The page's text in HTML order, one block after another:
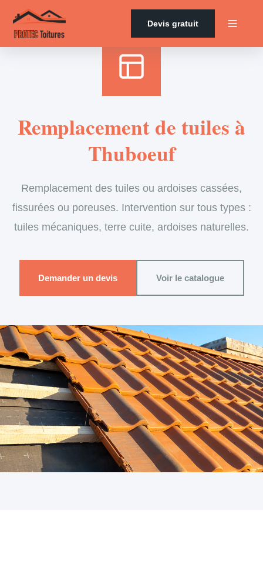
Devis gratuit
Remplacement de tuiles à
Thuboeuf
Remplacement des tuiles ou ardoises cassées,
fissurées ou poreuses. Intervention sur tous types :
tuiles mécaniques, terre cuite, ardoises naturelles.
Demander un devis Voir le catalogue